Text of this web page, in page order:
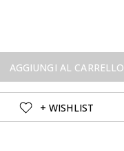
AGGIUNGI AL CARRELLO
+ WISHLIST